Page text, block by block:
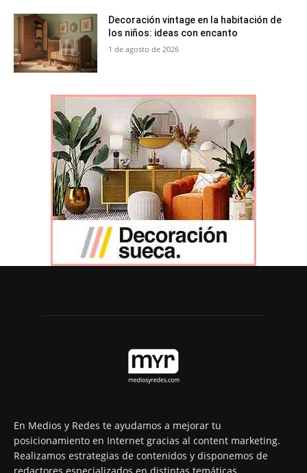
Decoración vintage en la habitación de
los niños: ideas con encanto
1 de agosto de 2026
En Medios y Redes te ayudamos a mejorar tu
posicionamiento en Internet gracias al content marketing.
Realizamos estrategias de contenidos y disponemos de